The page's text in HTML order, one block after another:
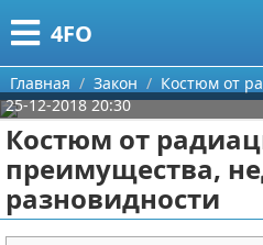
4FO
Меню
Главная
Категории
Медицина
Информационные
Поиск
О проекте
Главная Закон
Костюм от
25-12-2018 20:30
Костюм от
преимущества,
разновидности